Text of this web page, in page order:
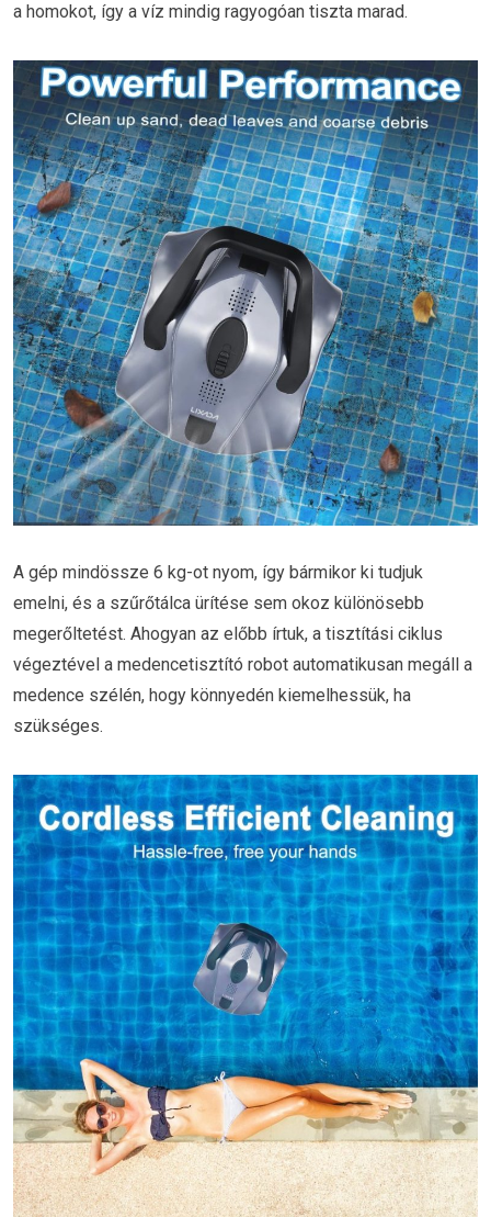
a homokot, így a víz mindig ragyogóan tiszta marad.
A gép mindössze 6 kg-ot nyom, így bármikor ki tudjuk
emelni, és a szűrőtálca ürítése sem okoz különösebb
megerőltetést. Ahogyan az előbb írtuk, a tisztítási ciklus
végeztével a medencetisztító robot automatikusan megáll a
medence szélén, hogy könnyedén kiemelhessük, ha
szükséges.